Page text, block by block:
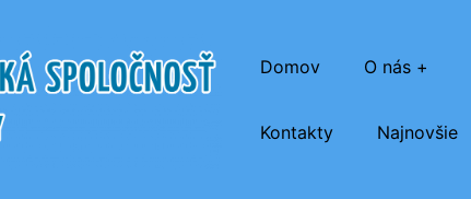
Domov O nás
Kontakty Najnovšie